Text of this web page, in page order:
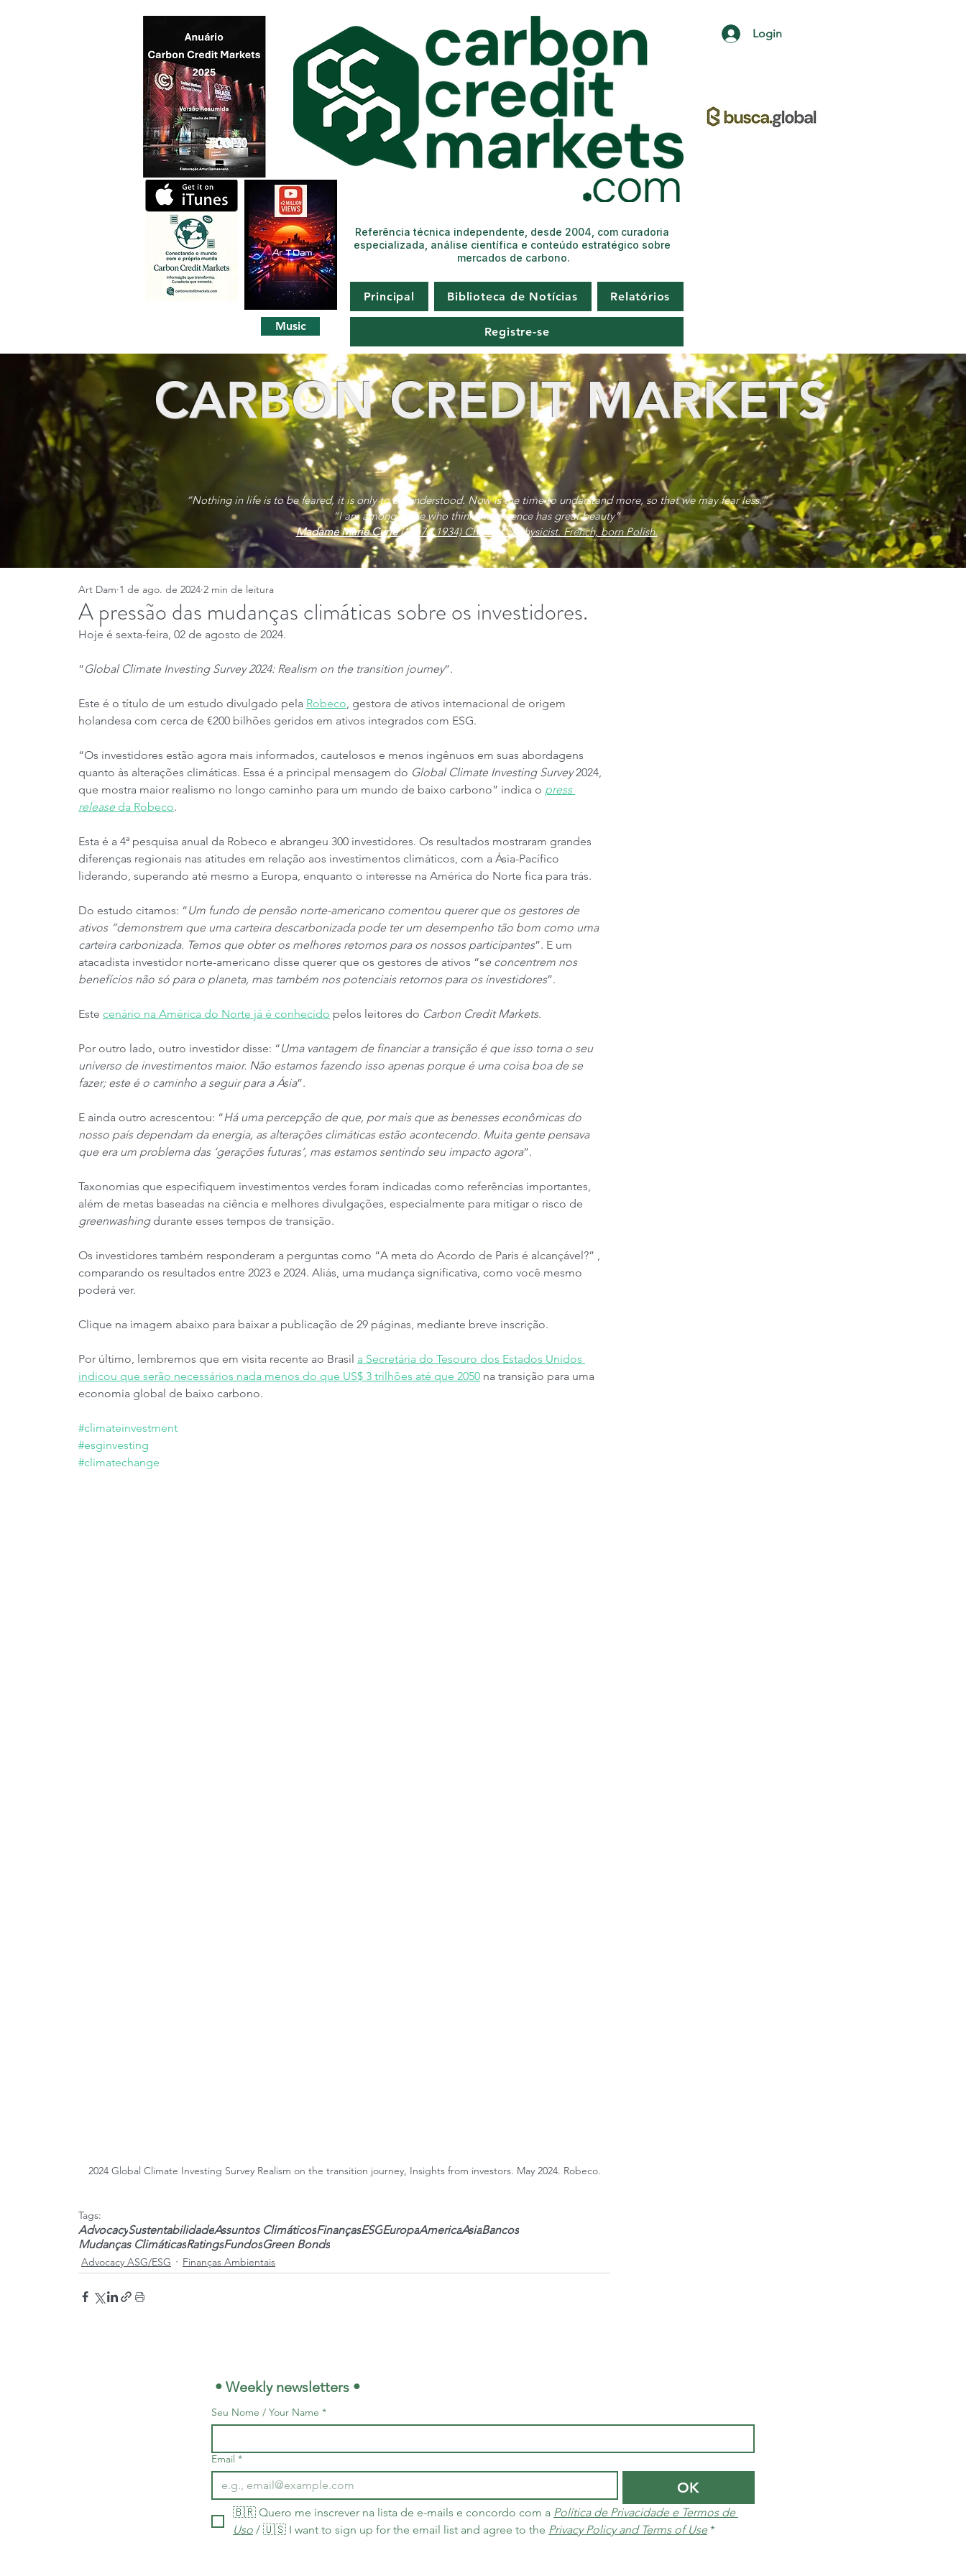
Principal Biblioteca de Notícias Relatórios
Registre-se
Referência técnica independente, desde 2004, com curadoria
especializada, análise científica e conteúdo estratégico sobre
mercados de carbono.
Music
Login
A pressão das mudanças climáticas sobre os investidores.
Art Dam 1 de ago. de 2024 2 min de leitura
Hoje é sexta-feira, 02 de agosto de 2024.
“Global Climate Investing Survey 2024: Realism on the transition journey”.
Este é o título de um estudo divulgado pela Robeco, gestora de ativos internacional de origem
holandesa com cerca de €200 bilhões geridos em ativos integrados com ESG.
“Os investidores estão agora mais informados, cautelosos e menos ingênuos em suas abordagens
quanto às alterações climáticas. Essa é a principal mensagem do Global Climate Investing Survey 2024,
que mostra maior realismo no longo caminho para um mundo de baixo carbono” indica o press
release da Robeco.
Esta é a 4ª pesquisa anual da Robeco e abrangeu 300 investidores. Os resultados mostraram grandes
diferenças regionais nas atitudes em relação aos investimentos climáticos, com a Ásia-Pacífico
liderando, superando até mesmo a Europa, enquanto o interesse na América do Norte fica para trás.
Do estudo citamos: “Um fundo de pensão norte-americano comentou querer que os gestores de
ativos “demonstrem que uma carteira descarbonizada pode ter um desempenho tão bom como uma
carteira carbonizada. Temos que obter os melhores retornos para os nossos participantes”. E um
atacadista investidor norte-americano disse querer que os gestores de ativos “se concentrem nos
benefícios não só para o planeta, mas também nos potenciais retornos para os investidores”.
Este cenário na América do Norte já é conhecido pelos leitores do Carbon Credit Markets.
Por outro lado, outro investidor disse: “Uma vantagem de financiar a transição é que isso torna o seu
universo de investimentos maior. Não estamos fazendo isso apenas porque é uma coisa boa de se
fazer; este é o caminho a seguir para a Ásia”.
E ainda outro acrescentou: “Há uma percepção de que, por mais que as benesses econômicas do
nosso país dependam da energia, as alterações climáticas estão acontecendo. Muita gente pensava
que era um problema das ‘gerações futuras’, mas estamos sentindo seu impacto agora”.
Taxonomias que especifiquem investimentos verdes foram indicadas como referências importantes,
além de metas baseadas na ciência e melhores divulgações, especialmente para mitigar o risco de
greenwashing durante esses tempos de transição.
Os investidores também responderam a perguntas como “A meta do Acordo de Paris é alcançável?” ,
comparando os resultados entre 2023 e 2024. Aliás, uma mudança significativa, como você mesmo
poderá ver.
Clique na imagem abaixo para baixar a publicação de 29 páginas, mediante breve inscrição.
Por último, lembremos que em visita recente ao Brasil a Secretária do Tesouro dos Estados Unidos
indicou que serão necessários nada menos do que US$ 3 trilhões até que 2050 na transição para uma
economia global de baixo carbono.
#climateinvestment
#esginvesting
#climatechange
2024 Global Climate Investing Survey Realism on the transition journey, Insights from investors. May 2024. Robeco.
Tags:
AdvocacySustentabilidadeAssuntos ClimáticosFinançasESGEuropaAmericaAsiaBancos
Mudanças ClimáticasRatingsFundosGreen Bonds
Advocacy ASG/ESG Finanças Ambientais
CARBON CREDIT MARKETS
“Nothing in life is to be feared, it is only to be understood. Now is the time to understand more, so that we may fear less.”
“I am among those who think that science has great beauty”
Madame Marie Curie(1867 - 1934) Chemist & physicist. French, born Polish.
• Weekly newsletters •
Seu Nome / Your Name *
Email *
OK
🇧🇷 Quero me inscrever na lista de e-mails e concordo com a Política de Privacidade e Termos de
Uso / 🇺🇸 I want to sign up for the email list and agree to the Privacy Policy and Terms of Use *